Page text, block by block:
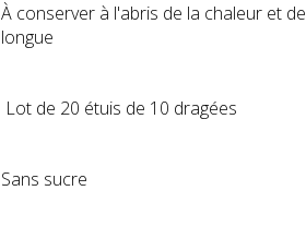
À conserver à l'abris de la chaleur et
longue
Lot de 20 étuis de 10 dragées
Sans sucre